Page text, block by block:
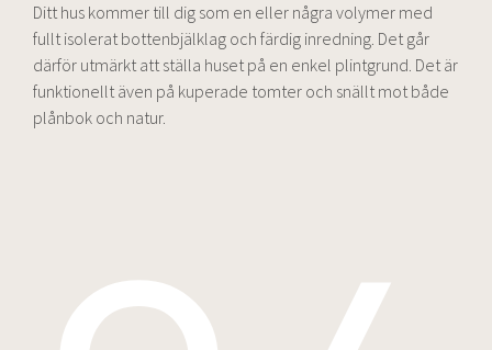
Ditt hus kommer till dig som en eller några volymer med
fullt isolerat bottenbjälklag och färdig inredning. Det går
därför utmärkt att ställa huset på en enkel plintgrund. Det är
funktionellt även på kuperade tomter och snällt mot både
plånbok och natur.